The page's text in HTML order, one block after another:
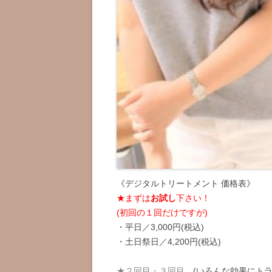
《デジタルトリートメント 価格表》
★まずはお試し下さい！
(初回の１回だけですが)
・平日／3,000円(税込)
・土日祭日／4,200円(税込)